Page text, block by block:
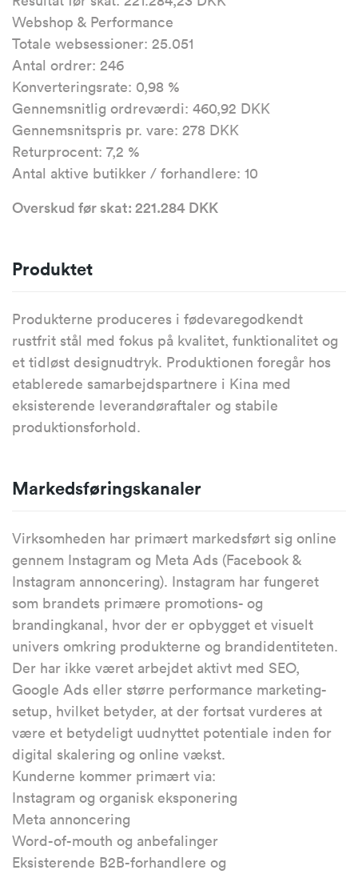
Webshop & Performance
Totale websessioner: 25.051
Antal ordrer: 246
Konverteringsrate: 0,98 %
Gennemsnitlig ordreværdi: 460,92 DKK
Gennemsnitspris pr. vare: 278 DKK
Returprocent: 7,2 %
Antal aktive butikker / forhandlere: 10
Overskud før skat: 221.284 DKK
Produktet
Produkterne produceres i fødevaregodkendt
rustfrit stål med fokus på kvalitet, funktionalitet og
et tidløst designudtryk. Produktionen foregår hos
etablerede samarbejdspartnere i Kina med
eksisterende leverandøraftaler og stabile
produktionsforhold.
Markedsføringskanaler
Virksomheden har primært markedsført sig online
gennem Instagram og Meta Ads (Facebook &
Instagram annoncering). Instagram har fungeret
som brandets primære promotions- og
brandingkanal, hvor der er opbygget et visuelt
univers omkring produkterne og brandidentiteten.
Der har ikke været arbejdet aktivt med SEO,
Google Ads eller større performance marketing-
setup, hvilket betyder, at der fortsat vurderes at
være et betydeligt uudnyttet potentiale inden for
digital skalering og online vækst.
Kunderne kommer primært via:
Instagram og organisk eksponering
Meta annoncering
Word-of-mouth og anbefalinger
Eksisterende B2B-forhandlere og